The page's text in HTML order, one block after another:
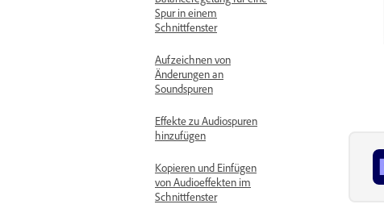
Spur in einem
Schnittfenster
Aufzeichnen von
Änderungen an
Soundspuren
Effekte zu Audiospuren
hinzufügen
Kopieren und Einfügen
von Audioeffekten im
Schnittfenster